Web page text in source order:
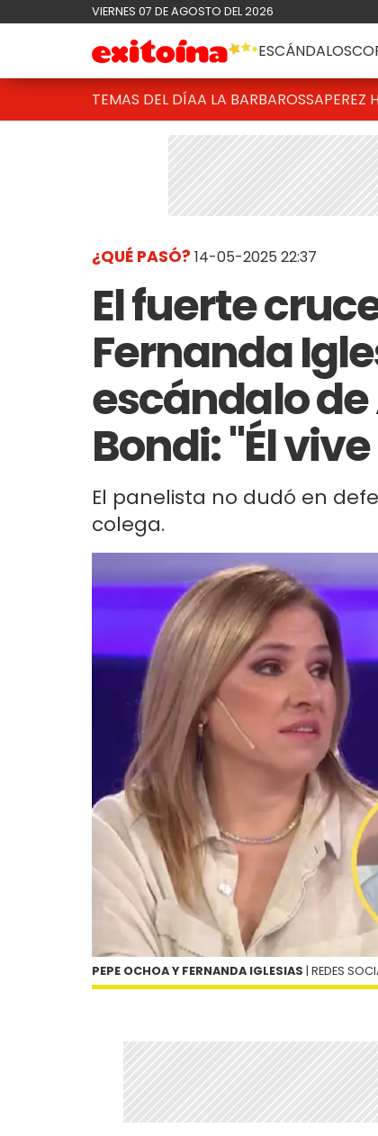
VIERNES 07 DE AGOSTO DEL 2026
ESCÁNDALOS
TEMAS DEL DÍAA LA BARBAROSSAPEREZ
¿QUÉ PASÓ? 14-05-2025 22:37
El fuerte
Fernanda
escándalo
Bondi: "Él
El panelista no dudó en
colega.
PEPE OCHOA Y FERNANDA IGLESIAS | REDES